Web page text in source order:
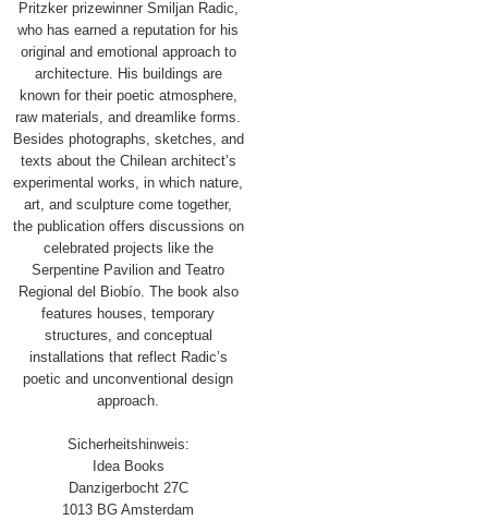
Pritzker prizewinner Smiljan Radic,
who has earned a reputation for his
original and emotional approach to
architecture. His buildings are
known for their poetic atmosphere,
raw materials, and dreamlike forms.
Besides photographs, sketches, and
texts about the Chilean architect’s
experimental works, in which nature,
art, and sculpture come together,
the publication offers discussions on
celebrated projects like the
Serpentine Pavilion and Teatro
Regional del Biobío. The book also
features houses, temporary
structures, and conceptual
installations that reflect Radic’s
poetic and unconventional design
approach.
Sicherheitshinweis:
Idea Books
Danzigerbocht 27C
1013 BG Amsterdam